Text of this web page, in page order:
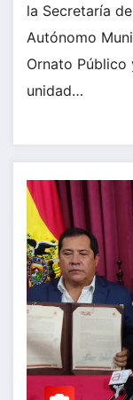
la Secretaría
Autónomo
Ornato Público
unidad…